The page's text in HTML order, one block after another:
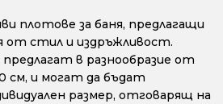
плотове за баня, предлагащи
от стил и издръжливост.
в разнообразие от
см, и могат да бъдат
размер, отговарящ на